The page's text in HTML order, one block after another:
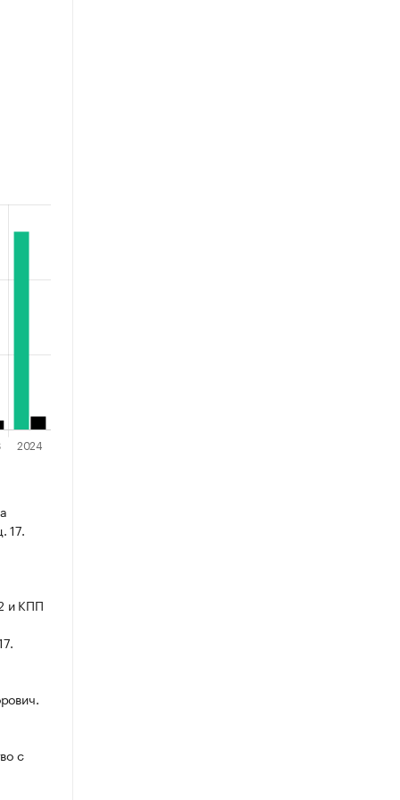
17.
и КПП
с